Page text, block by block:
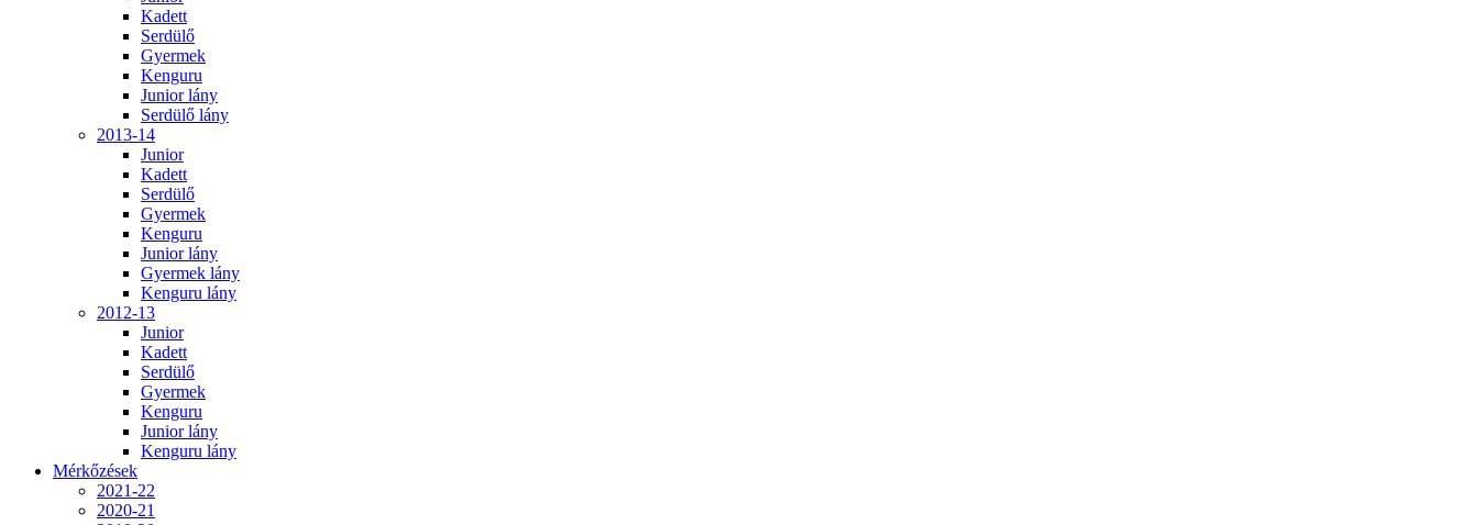
Kadett
Serdülő
Gyermek
Kenguru
Junior lány
Serdülő lány
2013-14
Junior
Kadett
Serdülő
Gyermek
Kenguru
Junior lány
Gyermek lány
Kenguru lány
2012-13
Junior
Kadett
Serdülő
Gyermek
Kenguru
Junior lány
Kenguru lány
Mérkőzések
2021-22
2020-21